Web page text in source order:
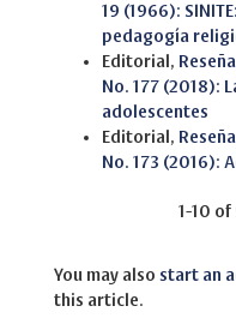
19 (1966):
pedagogía
Editorial,
No. 177 (2018):
adolescentes
Editorial,
No. 173 (2016):
1-10
You may also start an
this article.